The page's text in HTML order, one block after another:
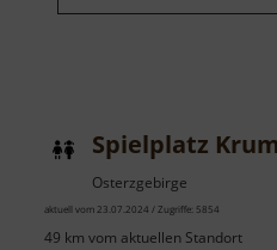
Spielplatz
Osterzgebirge
aktuell vom 23.07.2024 / Zugriffe: 5854
49 km vom aktuellen Standort